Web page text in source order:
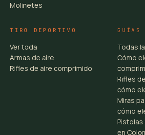
Molinetes
TIRO DEPORTIVO
Ver toda
Armas de aire
Rifles de aire comprimido
GUÍAS
Todas
Cómo
Rifles
cómo
Miras
cómo
Pistolas
en